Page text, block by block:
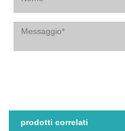
prodotti correlati